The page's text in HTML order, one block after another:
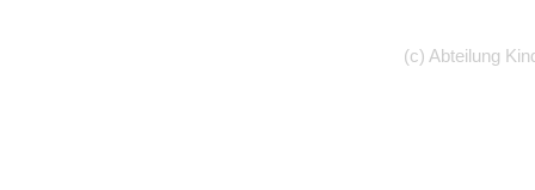
(c) Abteilung